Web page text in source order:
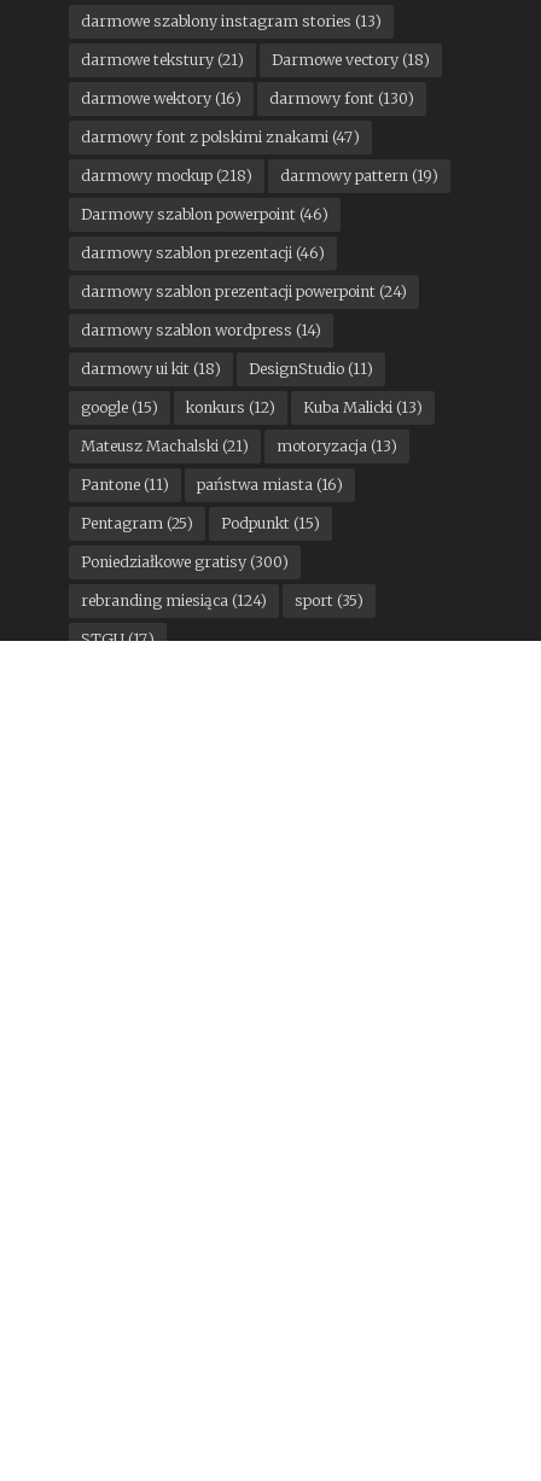
darmowe szablony instagram stories (13)
darmowe tekstury(21) Darmowe vectory(18)
darmowe wektory(16) darmowy font(130)
darmowy font z polskimi znakami (47)
darmowy mockup(218) darmowy pattern (19)
Darmowy szablon powerpoint(46)
darmowy szablon prezentacji (46)
darmowy szablon prezentacji powerpoint(24)
darmowy szablon wordpress (14)
darmowy ui kit(18) DesignStudio(11)
google(15) konkurs (12) Kuba Malicki (13)
Mateusz Machalski (21) motoryzacja (13)
Pantone(11) państwa miasta (16)
Pentagram (25) Podpunkt(15)
Poniedziałkowe gratisy(300)
rebranding miesiąca (124) sport(35)
STGU(17)